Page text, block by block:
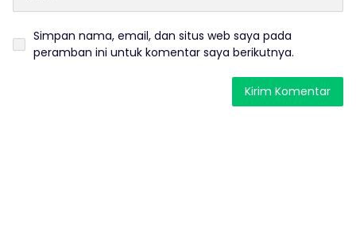
Simpan nama, email, dan situs web saya pada
peramban ini untuk komentar saya berikutnya.